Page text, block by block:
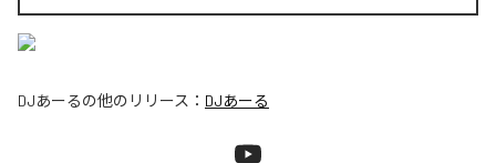
DJあーるの他のリリース： DJあーる